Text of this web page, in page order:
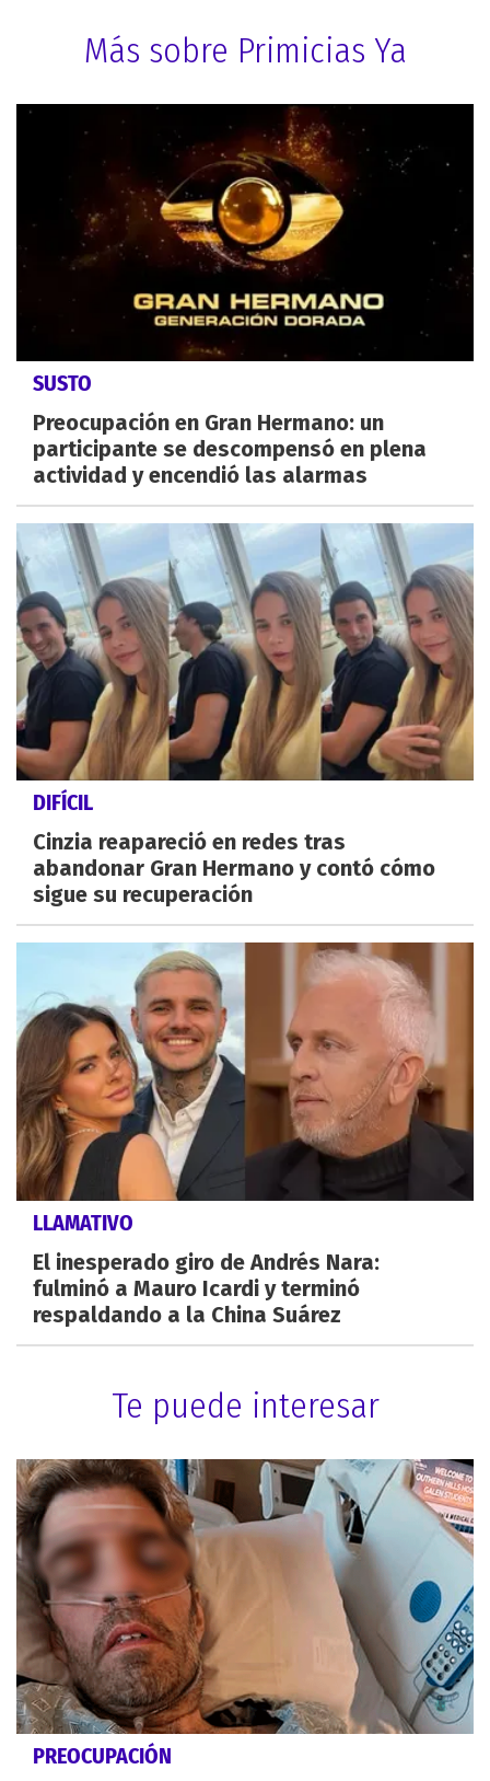
Más sobre Primicias Ya
SUSTO
Preocupación en Gran Hermano: un
participante se descompensó en plena
actividad y encendió las alarmas
DIFÍCIL
Cinzia reapareció en redes tras
abandonar Gran Hermano y contó cómo
sigue su recuperación
LLAMATIVO
El inesperado giro de Andrés Nara:
fulminó a Mauro Icardi y terminó
respaldando a la China Suárez
Te puede interesar
PREOCUPACIÓN